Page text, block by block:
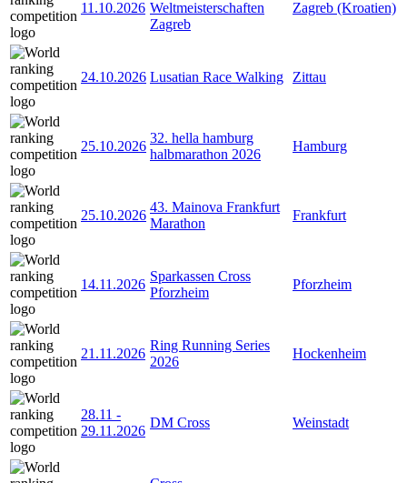
11.10.2026 Weltmeisterschaften
Zagreb
Zagreb (Kroatien)
24.10.2026 Lusatian Race Walking Zittau
25.10.2026
32. hella hamburg
halbmarathon 2026
Hamburg
25.10.2026
43. Mainova Frankfurt
Marathon
Frankfurt
14.11.2026
Sparkassen Cross
Pforzheim
Pforzheim
21.11.2026
Ring Running Series
2026
Hockenheim
28.11 -
29.11.2026
DM Cross Weinstadt